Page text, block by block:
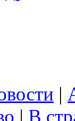
|
| В